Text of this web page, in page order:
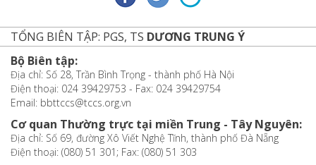
TỔNG BIÊN TẬP: PGS, TS DƯƠNG TRUNG Ý
Bộ Biên tập:
Địa chỉ: Số 28, Trần Bình Trọng - thành phố Hà Nội
Điện thoại: 024 39429753 - Fax: 024 39429754
Email: bbttccs@tccs.org.vn
Cơ quan Thường trực tại miền Trung - Tây Nguyên:
Địa chỉ: Số 69, đường Xô Viết Nghệ Tĩnh, thành phố Đà Nẵng
Điện thoại: (080) 51 301; Fax: (080) 51 303